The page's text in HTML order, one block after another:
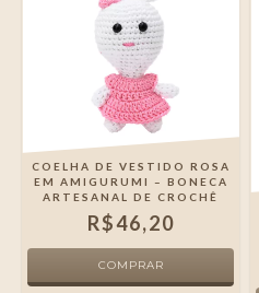
COELHA DE VESTIDO ROSA
EM AMIGURUMI – BONECA
ARTESANAL DE CROCHÊ
R$46,20